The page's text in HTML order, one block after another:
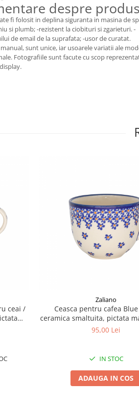
despre produs
fi folosit in deplina siguranta in masina de
si plumb; -rezistent la ciobituri si zgarieturi. -
de email de la suprafata; -usor de curatat.
sunt unice, iar usoarele variatii ale
Fotografiile sunt facute cu scop
ceai /
Zaliano
Ceasca pentru cafea
ceramica smaltuita, pictata
ml
95,00 Lei
IN STOC
ADAUGA IN COS